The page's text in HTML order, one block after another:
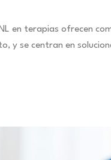
en terapias ofrecen
y se centran en